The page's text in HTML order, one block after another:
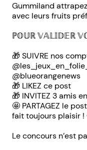
Gummiland
avec leurs fruits
ℙ𝕆𝕌ℝ 𝕍𝔸𝕃𝕀𝔻𝔼ℝ
🎁 SUIVRE nos
@blueorangenews
🎁 LIKEZ ce post
🎁 INVITEZ 3 amis
🤩 PARTAGEZ le
fait toujours plaisir !
Le concours n’est